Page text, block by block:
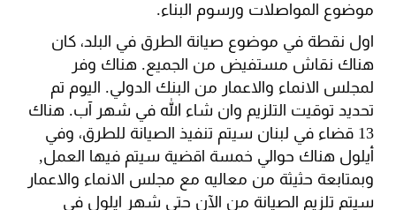
موضوع المواصلات ورسوم البناء.
اول نقطة في موضوع صيانة الطرق في البلد، كان
هناك نقاش مستفيض من الجميع. هناك وفر
لمجلس الانماء والاعمار من البنك الدولي. اليوم تم
تحديد توقيت التلزيم وان شاء الله في شهر آب. هناك
13 قضاء في لبنان سيتم تنفيذ الصيانة للطرق، وفي
أيلول هناك حوالي خمسة اقضية سيتم فيها العمل,
وبمتابعة حثيثة من معاليه مع مجلس الانماء والاعمار
سيتم تلزيم الصيانة من الآن حتى شهر ايلول في